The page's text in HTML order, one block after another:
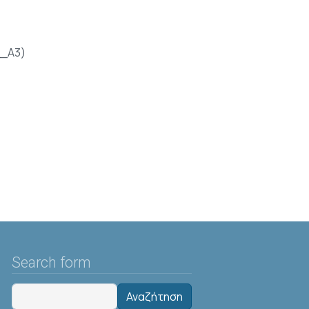
Search form
Αναζήτηση